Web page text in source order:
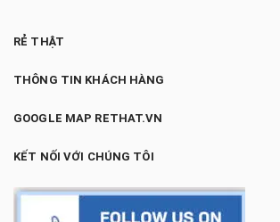
RẺ THẬT
THÔNG TIN KHÁCH HÀNG
GOOGLE MAP RETHAT.VN
KẾT NỐI VỚI CHÚNG TÔI